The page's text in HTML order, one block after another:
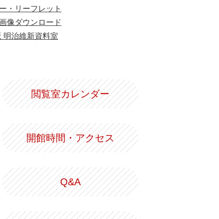
・リーフレット
像ダウンロード
明治維新資料室
閲覧室カレンダー
開館時間・アクセス
Q&A